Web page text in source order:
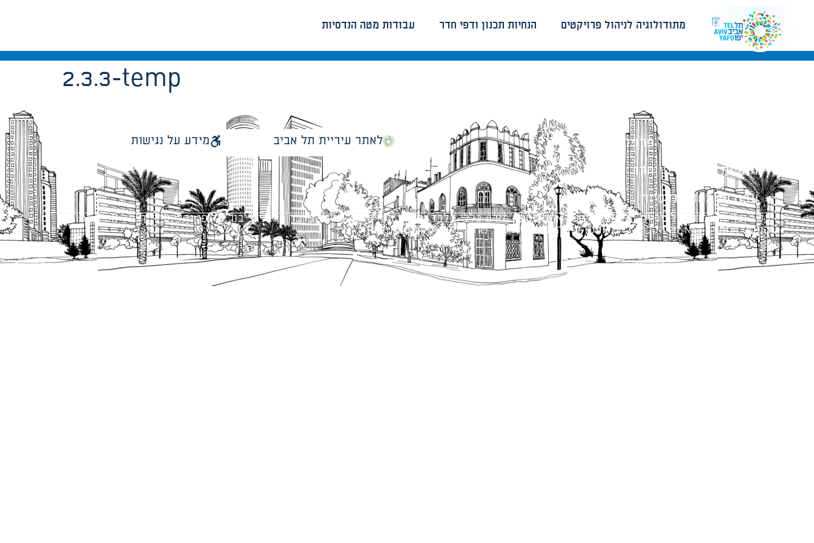
עבודות מטה הנדסיות הנחיות תכנון ודפי חדר מתודולוגיה לניהול פרויקטים
2.3.3-temp
עבודות מטה הנדסיות
הנחיות תכנון ודפי חדר
מתודולוגיה לניהול פרויקטים לאתר עיריית תל אביב מידע על נגישות
כל הזכויות שמורות לעיריית תל-אביב-יפו. האתר מספק מידע כללי בלבד ומאגד הנחיות תכנוניות בלבד למבני ציבור על פי נהלי עיריית תל אביב-יפו.
הנוסח המחייב הוא זה הקבוע בהוראות הדין הרלוונטיות כפי שתהיינה בתוקף מעת לעת.